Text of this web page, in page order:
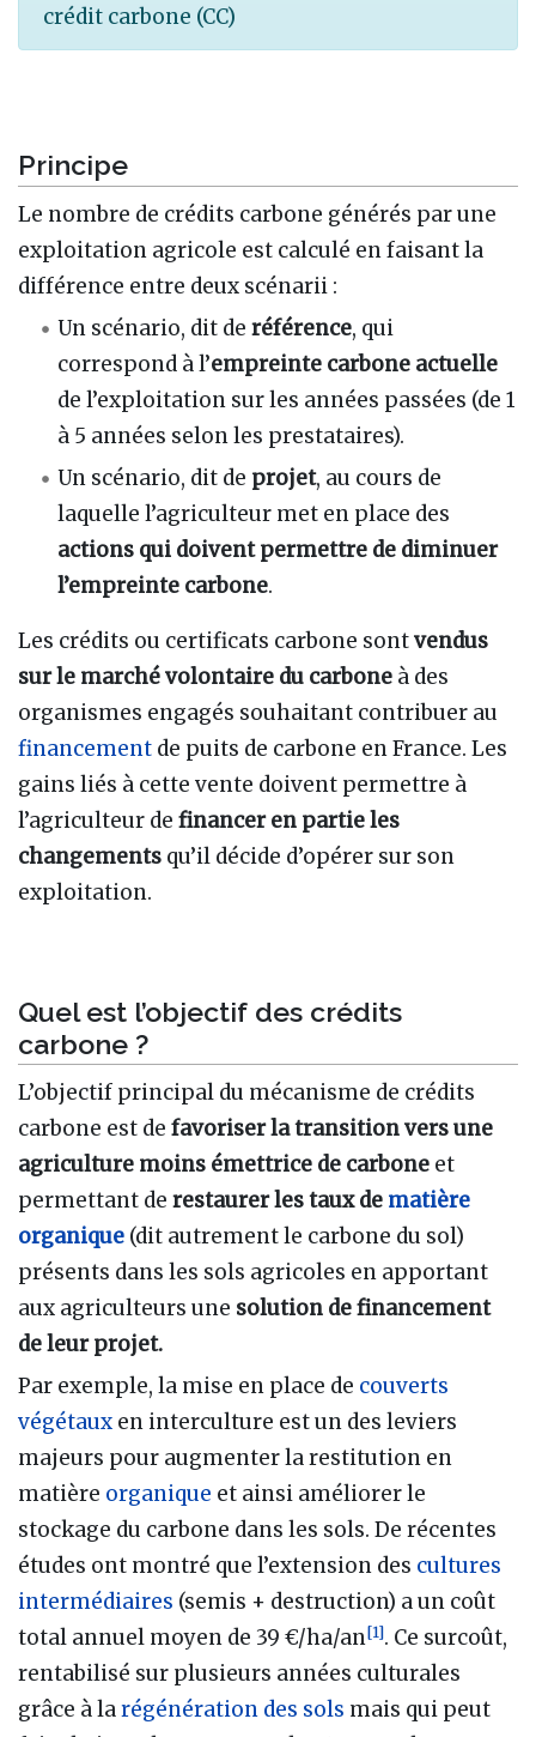
crédit carbone (CC)
Principe
Le nombre de crédits carbone générés par une
exploitation agricole est calculé en faisant la
différence entre deux scénarii :
Un scénario, dit deréférence, qui
correspond à l’empreinte carbone actuelle
de l’exploitation sur les années passées (de 1
à 5 années selon les prestataires).
Un scénario, dit de projet, au cours de
laquelle l’agriculteur met en place des
actions qui doivent permettre de diminuer
l’empreinte carbone.
Les crédits ou certificats carbone sontvendus
sur le marché volontaire du carbone à des
organismes engagés souhaitant contribuer au
financement de puits de carbone en France. Les
gains liés à cette vente doivent permettre à
l’agriculteur de financer en partie les
changements qu’il décide d’opérer sur son
exploitation.
Quel est l’objectif des crédits
carbone ?
L’objectif principal du mécanisme de crédits
carbone est de favoriser la transition vers une
agriculture moins émettrice de carbone et
permettant de restaurer les taux de matière
organique (dit autrement le carbone du sol)
présents dans les sols agricoles en apportant
aux agriculteurs une solution de financement
de leur projet.
Par exemple, la mise en place de couverts
végétaux en interculture est un des leviers
majeurs pour augmenter la restitution en
matière organique et ainsi améliorer le
stockage du carbone dans les sols. De récentes
études ont montré que l’extension des cultures
intermédiaires (semis + destruction) a un coût
total annuel moyen de 39 €/ha/an[1]. Ce surcoût,
rentabilisé sur plusieurs années culturales
grâce à larégénération des sols mais qui peut